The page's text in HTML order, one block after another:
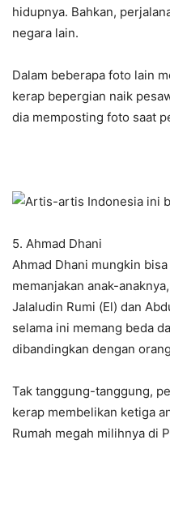
hidupnya. Bahkan,
negara lain.
Dalam beberapa foto lain
kerap bepergian naik
dia memposting foto saat
5. Ahmad Dhani
Ahmad Dhani mungkin
memanjakan anak-
Jalaludin Rumi (El) dan
selama ini memang beda
dibandingkan dengan
Tak tanggung-tanggung,
kerap membelikan ketiga
Rumah megah milihnya di